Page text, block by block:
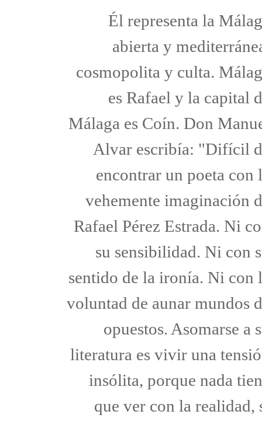
Él representa la
abierta y
cosmopolita y culta.
es Rafael y la capital
Málaga es Coín. Don
Alvar escribía: "Difícil
encontrar un poeta con
vehemente imaginación
Rafael Pérez Estrada. Ni
su sensibilidad. Ni con
sentido de la ironía. Ni con
voluntad de aunar mundos
opuestos. Asomarse a
literatura es vivir una
insólita, porque nada
que ver con la realidad,